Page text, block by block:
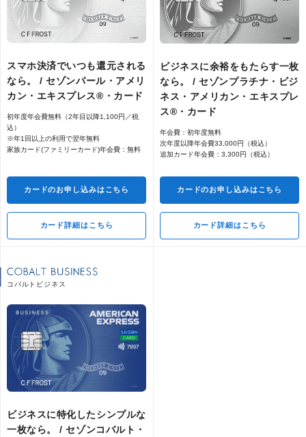
宅へ診察に伺う時間外救急サービス
の交通費が無料に。
お申し込みはこちら
スマホ決済でいつも還元される
なら。 / セゾンパール・アメリ
カン・エキスプレス®・カード
初年度年会費無料（2年目以降1,100円／税
込）
※年1回以上の利用で翌年無料
家族カード(ファミリーカード)年会費：無料
カードのお申し込みはこちら
カード詳細はこちら
ビジネスに余裕をもたらす⼀枚
なら。 / セゾンプラチナ・ビジ
ネス・アメリカン・エキスプレ
ス®・カード
年会費：初年度無料
次年度以降年会費33,000円（税込）
追加カード年会費：3,300円（税込）
カードのお申し込みはこちら
カード詳細はこちら
コバルトビジネス
ビジネスに特化したシンプルな
一枚なら。 / セゾンコバルト・